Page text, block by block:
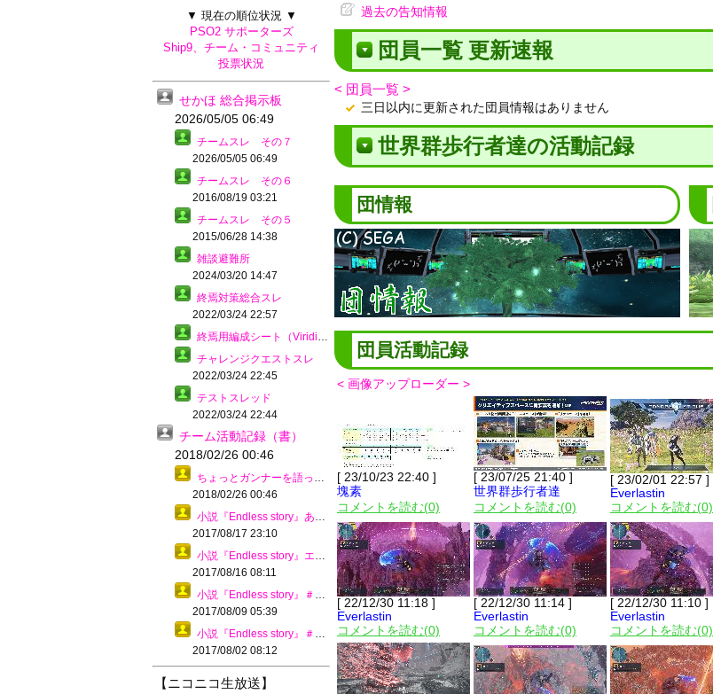
▼ 現在の順位状況 ▼
PSO2 サポーターズ
Ship9、チーム・コミュニティ
投票状況
せかほ 総合掲示板
2026/05/05 06:49
チームスレ その７
2026/05/05 06:49
チームスレ その６
2016/08/19 03:21
チームスレ その５
2015/06/28 14:38
雑談避難所
2024/03/20 14:47
終焉対策総合スレ
2022/03/24 22:57
終焉用編成シート（Viridis）
チャレンジクエストスレ
2022/03/24 22:45
テストスレッド
2022/03/24 22:44
チーム活動記録（書）
2018/02/26 00:46
ちょっとガンナーを語ってみようカナ？ その４
2018/02/26 00:46
小説『Endless story』あとがき
2017/08/17 23:10
小説『Endless story』エピローグ
2017/08/16 08:11
小説『Endless story』＃１０－５
2017/08/09 05:39
小説『Endless story』＃１０－４
2017/08/02 08:12
【ニコニコ生放送】
過去の告知情報
団員一覧 更新速報
< 団員一覧 >
三日以内に更新された団員情報はありません
世界群歩行者達の活動記録
団情報
団員活動記録
< 画像アップローダー >
[ 23/10/23 22:40 ]
塊素
コメントを読む(0)
[ 23/07/25 21:40 ]
世界群歩行者達
コメントを読む(0)
[ 23/02/01 22:57 ]
Everlastin
コメントを読む(0)
[ 22/12/30 11:18 ]
Everlastin
コメントを読む(0)
[ 22/12/30 11:14 ]
Everlastin
コメントを読む(0)
[ 22/12/30 11:10 ]
Everlastin
コメントを読む(0)